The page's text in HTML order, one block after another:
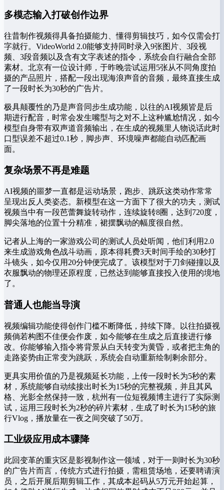
多模态输入打破创作边界
往昔制作视频得具备拍摄能力、懂得剪辑技巧，如今仅需会打
字就行。VideoWorld 2.0能够支持同时录入9张图片、3段视
频、3段音频以及含有文字表述的指令，系统会自行融合全部
素材。北京有一位设计师，于昨晚尝试运用5张从不同角度拍
摄的产品照片，搭配一段出现海浪声音的音频，最终直接生成
了一段时长为30秒的广告片。
极具颠覆性的乃是声音同步生成功能，以往的AI视频皆是后
期进行配音，时常会发生嘴型与之对不上这种尴尬情况，如今
模型自身带有双声道音频输出，在生成的视频里人物说话此时
口型误差不超过0.1秒，脚步声、环境噪声都能自动匹配画
面。
复杂场景不再是难题
AI视频的噩梦一直都是运动场景，跑步、跳跃这类动作常常
呈现出反人类姿态。新模型在这一方面下了很大的功夫，测试
视频当中有一段芭蕾舞旋转动作，连续旋转8圈，达到720度，
脚尖落地的位置十分精准，裙摆飘动的幅度很自然。
记者从上海的一家游戏公司的测试人员处听闻，他们利用2.0
来生成游戏角色战斗动画，原本得耗费3天时间手绘的30秒打
斗镜头，如今仅用20分钟便完成了。该模型对于刀剑碰撞以及
衣服飘动的物理还原程度，已然达到能够直接投入使用的境地
了。
普通人也能当导演
视频编辑功能使得创作门槛不断降低，持续下降。以往拍摄视
频倘若构图不佳便会作废，如今能够在生成之后直接进行修
改。你能够输入指令将背景从白天转变为黄昏，或者把主角的
走路姿势由正常变为跳跃，系统会自动重新绘制剩余部分。
更具实用价值的乃是视频延长功能，上传一段时长为5秒的素
材，系统能够自动续接出时长为15秒的完整视频，并且其风
格、光影全然保持一致，杭州有一位短视频博主进行了实际测
试，运用三段时长为2秒的碎片素材，生成了时长为15秒的旅
行Vlog，播放量在一夜之间突破了50万。
工业级应用成本骤降
此回变革的重灾区是影视制作这一领域，对于一则时长为30秒
的广告片而言，传统方式进行拍摄，需租赁场地，还要聘请演
员，之后开展后期剪辑工作，其成本起码从5万元开始起算，